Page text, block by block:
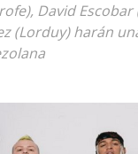
David Escobar
(Lorduy) harán